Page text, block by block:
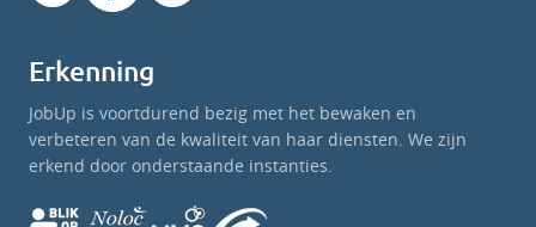
Erkenning
JobUp is voortdurend bezig met het bewaken en
verbeteren van de kwaliteit van haar diensten. We zijn
erkend door onderstaande instanties.